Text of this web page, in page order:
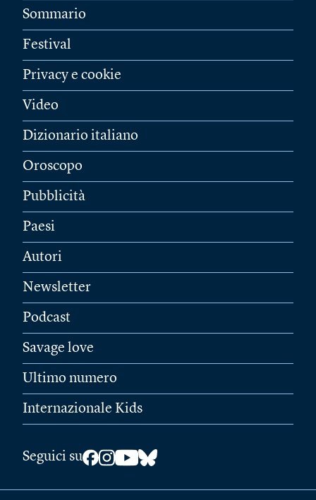
Sommario
Festival
Privacy e cookie
Video
Dizionario italiano
Oroscopo
Pubblicità
Paesi
Autori
Newsletter
Podcast
Savage love
Ultimo numero
Internazionale Kids
Seguici su